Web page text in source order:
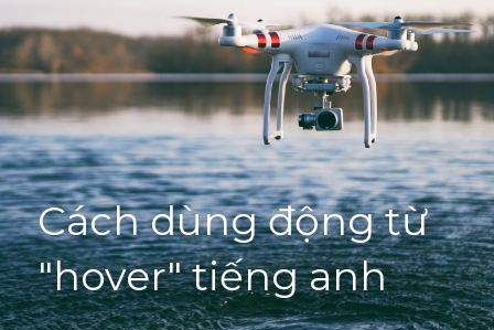
Học thử →
Cách dùng động từ
"hover" tiếng anh